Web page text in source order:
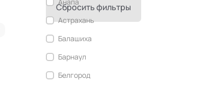
Христианский коучинг
Цифровой профайлинг
Астрахань
Балашиха
Барнаул
Белгород
Сбросить фильтры